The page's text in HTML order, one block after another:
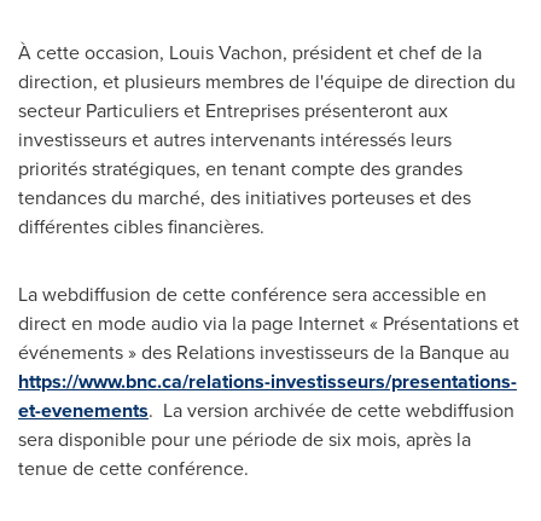
À cette occasion, Louis Vachon, président et chef de la
direction, et plusieurs membres de l'équipe de direction du
secteur Particuliers et Entreprises présenteront aux
investisseurs et autres intervenants intéressés leurs
priorités stratégiques, en tenant compte des grandes
tendances du marché, des initiatives porteuses et des
différentes cibles financières.
La webdiffusion de cette conférence sera accessible en
direct en mode audio via la page Internet « Présentations et
événements » des Relations investisseurs de la Banque au
https://www.bnc.ca/relations-investisseurs/presentations-
et-evenements. La version archivée de cette webdiffusion
sera disponible pour une période de six mois, après la
tenue de cette conférence.